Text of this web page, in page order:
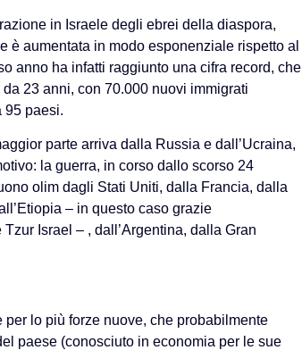
in Israele degli ebrei della diaspora,
è aumentata in modo esponenziale rispetto al
anno ha infatti raggiunto una cifra record, che
23 anni, con 70.000 nuovi immigrati
95 paesi.
parte arriva dalla Russia e dall’Ucraina,
la guerra, in corso dallo scorso 24
olim dagli Stati Uniti, dalla Francia, dalla
– in questo caso grazie
Tzur Israel – , dall’Argentina, dalla Gran
lo più forze nuove, che probabilmente
paese (conosciuto in economia per le sue